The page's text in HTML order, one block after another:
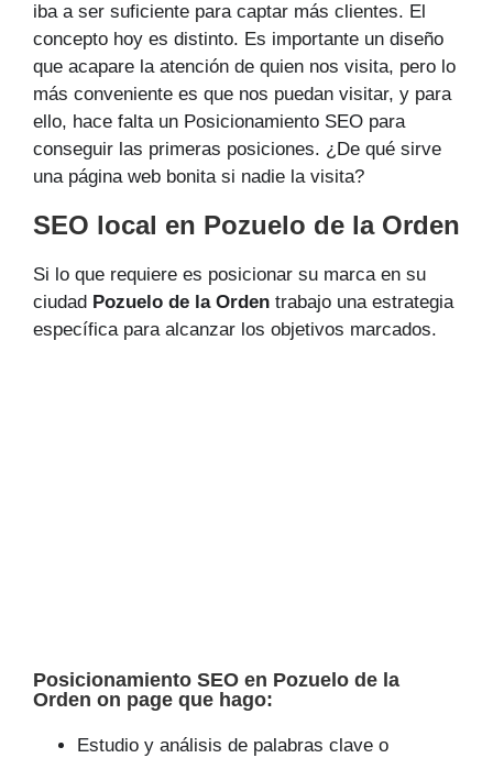
iba a ser suficiente para captar más clientes. El
concepto hoy es distinto. Es importante un diseño
que acapare la atención de quien nos visita, pero lo
más conveniente es que nos puedan visitar, y para
ello, hace falta un Posicionamiento SEO para
conseguir las primeras posiciones. ¿De qué sirve
una página web bonita si nadie la visita?
SEO local en Pozuelo de la Orden
Si lo que requiere es posicionar su marca en su
ciudad Pozuelo de la Orden trabajo una estrategia
específica para alcanzar los objetivos marcados.
Posicionamiento SEO en Pozuelo de la
Orden on page que hago:
Estudio y análisis de palabras clave o